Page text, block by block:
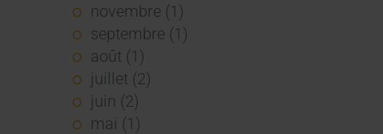
novembre (1)
septembre (1)
août (1)
juillet (2)
juin (2)
mai (1)